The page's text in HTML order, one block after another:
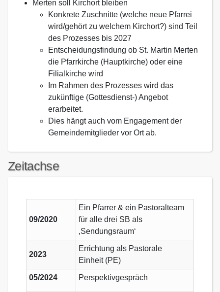
Merten soll Kirchort bleiben
Konkrete Zuschnitte (welche neue Pfarrei
wird/gehört zu welchem Kirchort?) sind Teil
des Prozesses bis 2027
Entscheidungsfindung ob St. Martin Merten
die Pfarrkirche (Hauptkirche) oder eine
Filialkirche wird
Im Rahmen des Prozesses wird das
zukünftige (Gottesdienst-) Angebot
erarbeitet.
Dies hängt auch vom Engagement der
Gemeindemitglieder vor Ort ab.
Zeitachse
09/2020
Ein Pfarrer & ein Pastoralteam
für alle drei SB als
‚Sendungsraum‘
2023
Errichtung als Pastorale
Einheit (PE)
05/2024 Perspektivgespräch